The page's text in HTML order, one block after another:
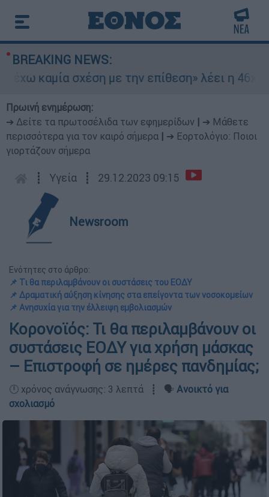
BREAKING NEWS:
σχέση με την επίθεση» λέει η 46χρονη -
Πρωινή ενημέρωση:
➔ Δείτε τα πρωτοσέλιδα των εφημερίδων
➔ Μάθετε
περισσότερα για τον καιρό σήμερα
➔ Εορτολόγιο: Ποιοι
γιορτάζουν σήμερα
┋ Υγεία ┋ 29.12.2023 09:15
Newsroom
Ενότητες στο άρθρο:
📌 Τι θα περιλαμβάνουν οι συστάσεις του ΕΟΔΥ
📌 Δραματική αύξηση κίνησης στα επείγοντα των νοσοκομείων
📌 Ανησυχία για την έλλειψη εμβολιασμών
Κορονοϊός: Τι θα περιλαμβάνουν οι
συστάσεις ΕΟΔΥ για χρήση μάσκας
– Επιστροφή σε ημέρες πανδημίας;
🕛 χρόνος ανάγνωσης: 3 λεπτά ┋ 🗣️ Ανοικτό για
σχολιασμό